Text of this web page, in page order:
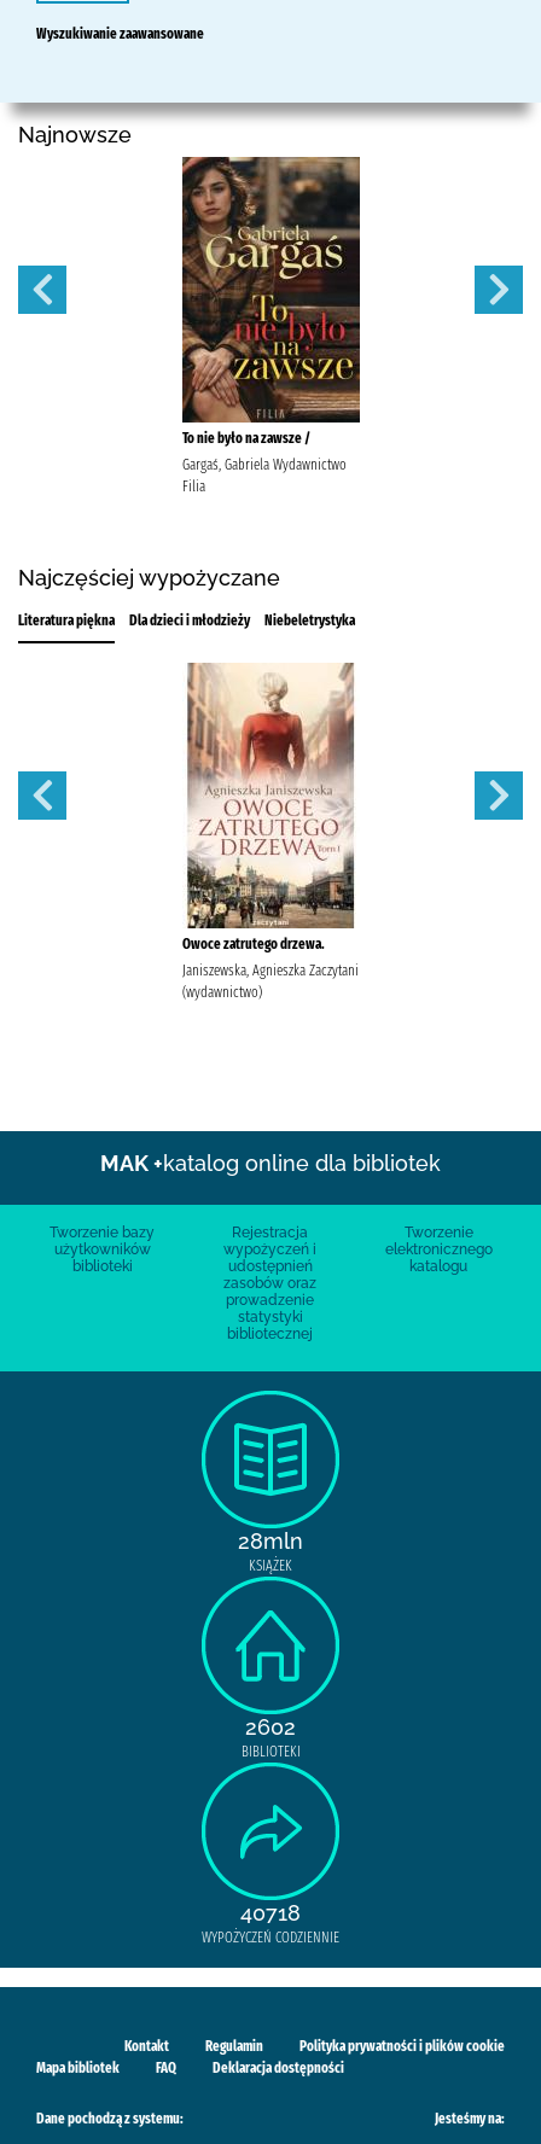
Wyszukiwanie zaawansowane
Najnowsze
To nie było na zawsze /
Gargaś, Gabriela Wydawnictwo
Filia
Najczęściej wypożyczane
Literatura piękna Dla dzieci i młodzieży Niebeletrystyka
Owoce zatrutego drzewa.
Janiszewska, Agnieszka Zaczytani
(wydawnictwo)
MAK +katalog online dla bibliotek
Tworzenie bazy
użytkowników
biblioteki
Rejestracja
wypożyczeń i
udostępnień
zasobów oraz
prowadzenie
statystyki
bibliotecznej
Tworzenie
elektronicznego
katalogu
28mln
KSIĄŻEK
2602
BIBLIOTEKI
40718
WYPOŻYCZEŃ CODZIENNIE
Kontakt Regulamin
Polityka prywatności i plików cookie
Mapa bibliotek
FAQ Deklaracja dostępności
Dane pochodzą z systemu: Jesteśmy na: